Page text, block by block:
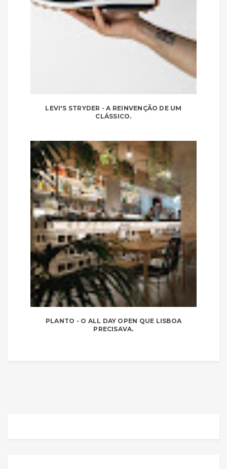
LEVI'S STRYDER - A REINVENÇÃO DE UM
CLÁSSICO.
PLANTO - O ALL DAY OPEN QUE LISBOA
PRECISAVA.